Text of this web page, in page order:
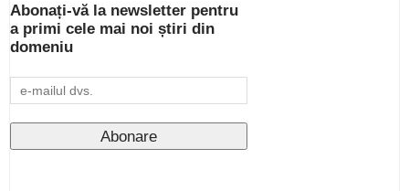
Abonați-vă la newsletter pentru
a primi cele mai noi știri din
domeniu